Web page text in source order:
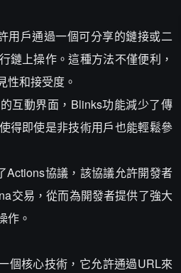
用戶通過一個可分享的鏈接或二
鏈上操作。這種方法不僅便利，
性和接受度。
互動界面，Blinks功能減少了傳
得即使是非技術用戶也能輕鬆參
Actions協議，該協議允許開發者
交易，從而為開發者提供了強大
作。
個核心技術，它允許通過URL來